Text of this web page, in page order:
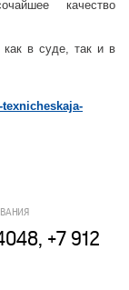
качество
в суде, так и в
+7 912